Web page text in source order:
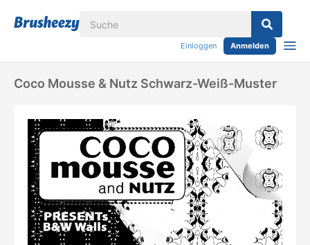
Einloggen Anmelden
Coco Mousse & Nutz Schwarz-Weiß-Muster